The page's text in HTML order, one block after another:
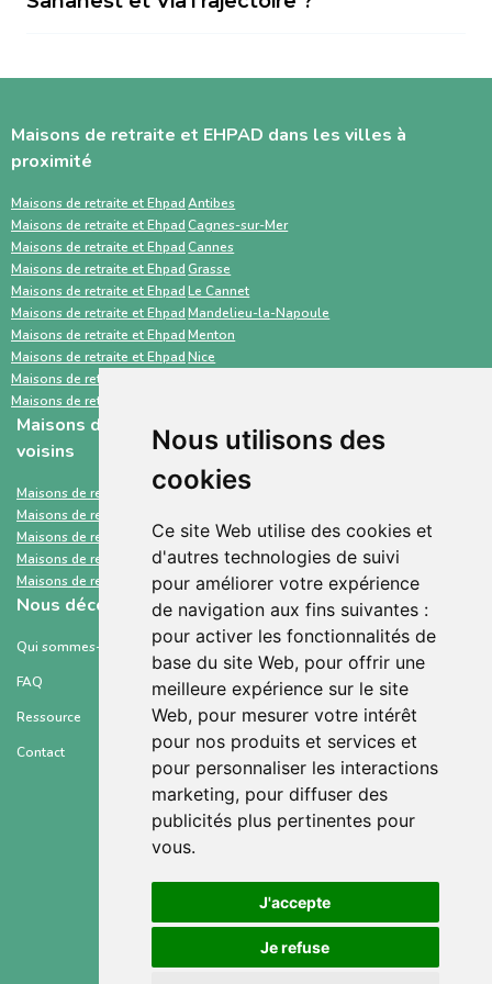
Nous utilisons des
cookies
Ce site Web utilise des cookies et
d'autres technologies de suivi
pour améliorer votre expérience
de navigation aux fins suivantes :
pour activer les fonctionnalités de
base du site Web, pour offrir une
meilleure expérience sur le site
Web, pour mesurer votre intérêt
pour nos produits et services et
pour personnaliser les interactions
marketing, pour diffuser des
publicités plus pertinentes pour
vous.
J'accepte
Je refuse
facilitent une transition en douceur.
Sahanest ou contacter directement les
utilisé par les hôpitaux et les médecins pour
parallèle avec des services comme Sahanest
permet souvent un gain de temps et un
meilleur accompagnement.
pour simplifier la recherche de solutions
un accompagnement humain, des outils
personnalisés et des services
complémentaires. À l’inverse, ViaTrajectoire
est un service public gratuit, destiné
principalement aux professionnels de santé,
centré sur les demandes d’admission en
établissements médico-sociaux via un dossier
standardisé.
Maisons de retraite et EHPAD dans les villes à
proximité
Maisons de retraite et Ehpad Antibes
Maisons de retraite et Ehpad Cagnes-sur-Mer
Maisons de retraite et Ehpad Cannes
Maisons de retraite et Ehpad Grasse
Maisons de retraite et Ehpad Le Cannet
Maisons de retraite et Ehpad Mandelieu-la-Napoule
Maisons de retraite et Ehpad Menton
Maisons de retraite et Ehpad Nice
Maisons de retraite et Ehpad
Maisons de retraite et Ehpad
Maisons de retraite et EHPAD des départements
voisins
Maisons de retraite et Ehpad Alpes-de-Haute-Provence
Maisons de retraite et Ehpad
Maisons de retraite et Ehpad Hautes-Alpes
Maisons de retraite et Ehpad Var
Maisons de retraite et Ehpad Vaucluse
Nous découvrir
Qui sommes-nous ?
FAQ
Ressource
Contact
Conditions générales d’utilisation
Mentions légales